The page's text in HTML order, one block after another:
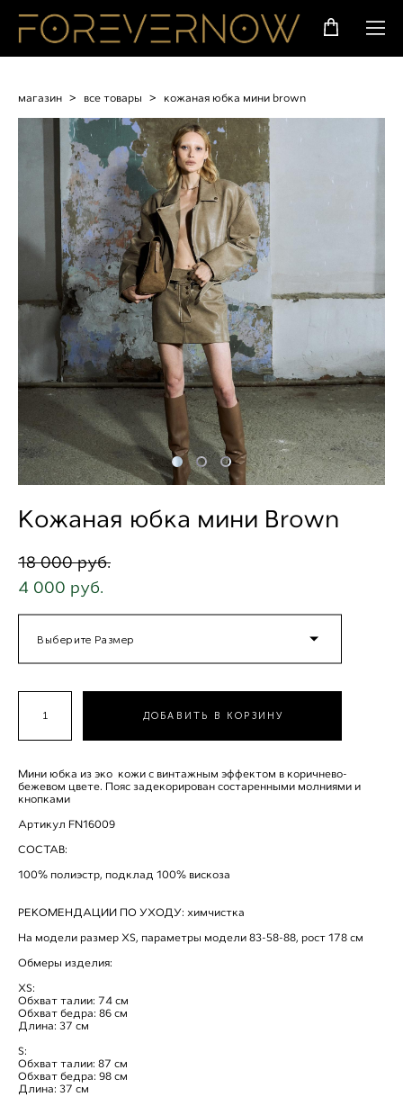
магазин > все товары > кожаная юбка мини brown
Кожаная юбка мини Brown
18 000 pуб.
4 000 pуб.
Выберите Размер
ДОБАВИТЬ В КОРЗИНУ
Мини юбка из эко кожи с винтажным эффектом в коричнево-
бежевом цвете. Пояс задекорирован состаренными молниями и
кнопками
Артикул FN16009
СОСТАВ:
100% полиэстр, подклад 100% вискоза
РЕКОМЕНДАЦИИ ПО УХОДУ: химчистка
На модели размер ХS, параметры модели 83-58-88, рост 178 см
Обмеры изделия:
XS:
Обхват талии: 74 см
Обхват бедра: 86 см
Длина: 37 см
S:
Обхват талии: 87 см
Обхват бедра: 98 см
Длина: 37 см